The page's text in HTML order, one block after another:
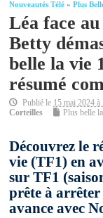
Nouveautés Télé »Plus
Léa face
Betty
belle la vie
résumé
Publié le 15 mai 2024 à
Corteilles
Plus belle
Découvrez le
vie (TF1) en
sur TF1
prête à
avance avec